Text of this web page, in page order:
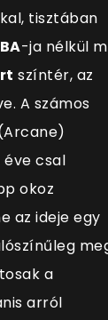
tisztában
-ja nélkül
színtér, az
A számos
csal
okoz
az ideje egy
a
arról